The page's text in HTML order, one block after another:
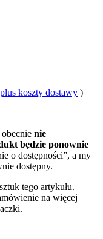
plus koszty dostawy )
nie
będzie ponownie
o dostępności”, a my
dostępny.
tego artykułu.
na więcej